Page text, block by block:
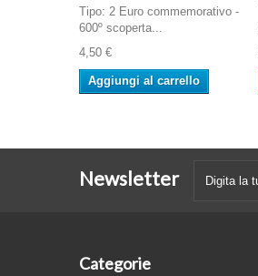
Tipo: 2 Euro commemorativo -
600º scoperta...
4,50 €
Aggiungi al carrello
Newsletter
Categorie